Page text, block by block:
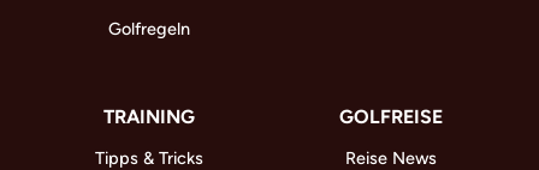
Golfregeln
TRAINING
Tipps & Tricks
GOLFREISE
Reise News